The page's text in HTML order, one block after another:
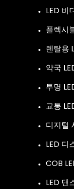
LED 비
플렉시
렌탈용
약국
투명
교통
디지털
LED 디
COB
LED 댄